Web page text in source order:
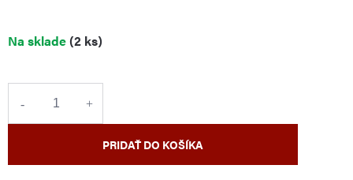
Jednotková
cena:
Na sklade(2 ks)
PRIDAŤ DO KOŠÍKA